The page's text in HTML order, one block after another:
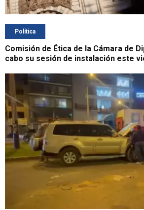
Política
Comisión de Ética de la Cámara de
cabo su sesión de instalación este